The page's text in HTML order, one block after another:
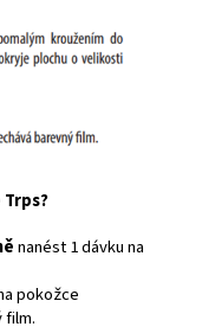
nanést 1 dávku na
pokožce
film.